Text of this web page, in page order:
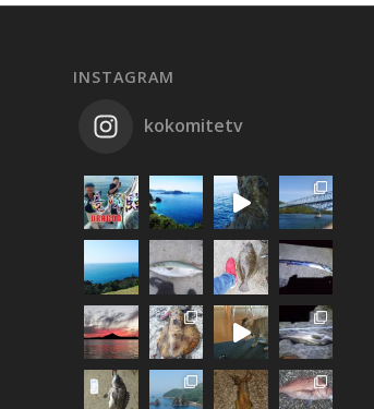
INSTAGRAM
kokomitetv